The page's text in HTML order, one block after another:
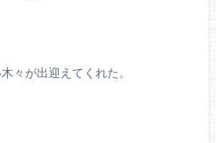
々が出迎えてくれた。